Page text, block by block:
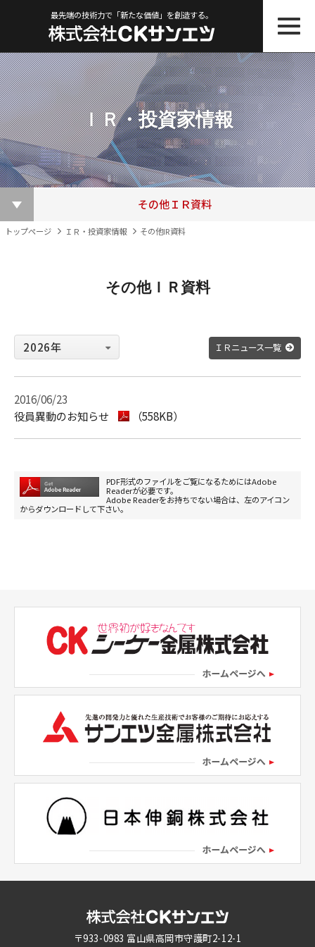
最先端の技術力で「新たな価値」を創造する。
ＩＲ・投資家情報
ＩＲニュース一覧
決算短信
適時開示書類
株主総会関連資料
その他ＩＲ資料
株主優待制度
電子公告
株価情報
トップページ ＩＲ・投資家情報 その他IR資料
その他ＩＲ資料
ＩＲニュース一覧
2016/06/23
役員異動のお知らせ
（558KB）
PDF形式のファイルをご覧になるためにはAdobe
Readerが必要です。
Adobe Readerをお持ちでない場合は、左のアイコン
からダウンロードして下さい。
〒933-0983 富山県高岡市守護町2-12-1